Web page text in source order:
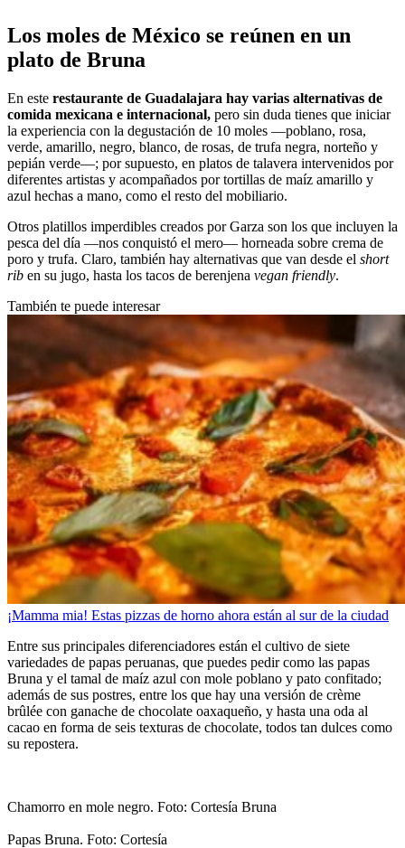
Los moles de México se reúnen en un
plato de Bruna
En este restaurante de Guadalajara hay varias alternativas de
comida mexicana e internacional, pero sin duda tienes que iniciar
la experiencia con la degustación de 10 moles —poblano, rosa,
verde, amarillo, negro, blanco, de rosas, de trufa negra, norteño y
pepián verde—; por supuesto, en platos de talavera intervenidos por
diferentes artistas y acompañados por tortillas de maíz amarillo y
azul hechas a mano, como el resto del mobiliario.
Otros platillos imperdibles creados por Garza son los que incluyen la
pesca del día —nos conquistó el mero— horneada sobre crema de
poro y trufa. Claro, también hay alternativas que van desde el short
rib en su jugo, hasta los tacos de berenjena vegan friendly.
También te puede interesar
¡Mamma mia! Estas pizzas de horno ahora están al sur de la ciudad
Entre sus principales diferenciadores están el cultivo de siete
variedades de papas peruanas, que puedes pedir como las papas
Bruna y el tamal de maíz azul con mole poblano y pato confitado;
además de sus postres, entre los que hay una versión de crème
brûlée con ganache de chocolate oaxaqueño, y hasta una oda al
cacao en forma de seis texturas de chocolate, todos tan dulces como
su repostera.
Chamorro en mole negro. Foto: Cortesía Bruna
Papas Bruna. Foto: Cortesía